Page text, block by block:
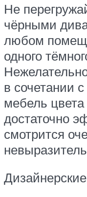
Не
чёрными
любом
одного
в сочетании
мебель цвета
достаточно
смотрится